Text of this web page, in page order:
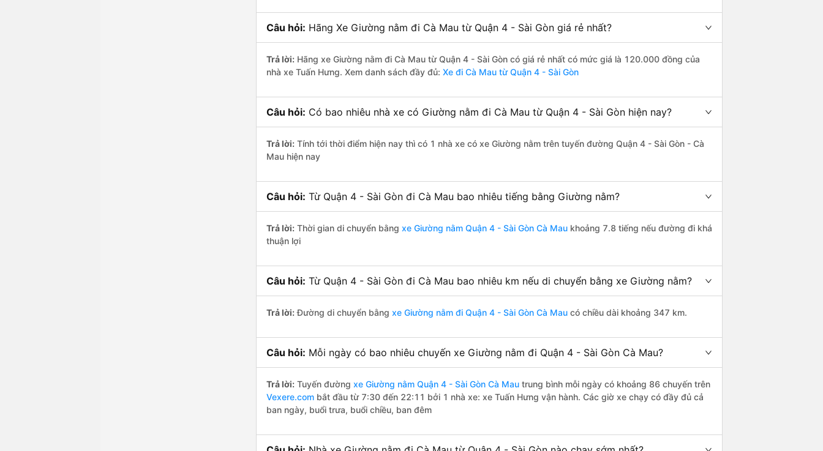
Câu hỏi: Hãng Xe Giường nằm đi Cà Mau từ Quận 4 - Sài Gòn giá rẻ nhất?
Trả lời: Hãng xe Giường nằm đi Cà Mau từ Quận 4 - Sài Gòn có giá rẻ nhất có mức giá là 120.000 đồng của
nhà xe Tuấn Hưng. Xem danh sách đầy đủ: Xe đi Cà Mau từ Quận 4 - Sài Gòn
Câu hỏi: Có bao nhiêu nhà xe có Giường nằm đi Cà Mau từ Quận 4 - Sài Gòn hiện nay?
Trả lời: Tính tới thời điểm hiện nay thì có 1 nhà xe có xe Giường nằm trên tuyến đường Quận 4 - Sài Gòn - Cà
Mau hiện nay
Câu hỏi: Từ Quận 4 - Sài Gòn đi Cà Mau bao nhiêu tiếng bằng Giường nằm?
Trả lời: Thời gian di chuyển bằng xe Giường nằm Quận 4 - Sài Gòn Cà Mau khoảng 7.8 tiếng nếu đường đi khá
thuận lợi
Câu hỏi: Từ Quận 4 - Sài Gòn đi Cà Mau bao nhiêu km nếu di chuyển bằng xe Giường nằm?
Trả lời:Đường di chuyển bằng xe Giường nằm đi Quận 4 - Sài Gòn Cà Mau có chiều dài khoảng 347 km.
Câu hỏi: Mỗi ngày có bao nhiêu chuyến xe Giường nằm đi Quận 4 - Sài Gòn Cà Mau?
Trả lời: Tuyến đường xe Giường nằm Quận 4 - Sài Gòn Cà Mau trung bình mỗi ngày có khoảng 86 chuyến trên
Vexere.com bắt đầu từ 7:30 đến 22:11 bởi 1 nhà xe: xe Tuấn Hưng vận hành. Các giờ xe chạy có đầy đủ cả
ban ngày, buổi trưa, buổi chiều, ban đêm